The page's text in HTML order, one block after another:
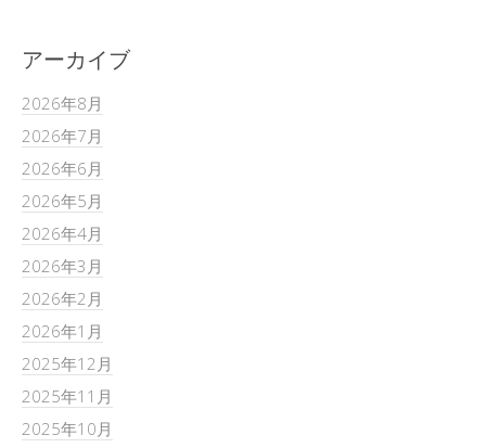
アーカイブ
2026年8月
2026年7月
2026年6月
2026年5月
2026年4月
2026年3月
2026年2月
2026年1月
2025年12月
2025年11月
2025年10月